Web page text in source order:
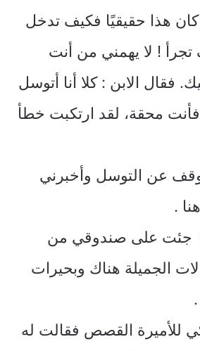
كان هذا حقيقيًا فكيف تدخل
! لا يهمني من أنت
فقال الابن : كلا أنا أتوسل
محقة، لقد ارتكبت خطأ
عن التوسل وأخبرني
.
جئت على صندوقي من
الجميلة هناك وبحيرات
للأميرة القصص فقالت له